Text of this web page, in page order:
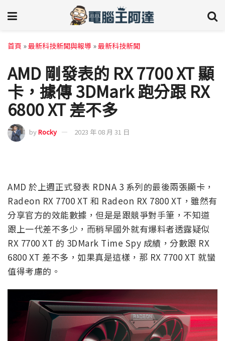
首頁 »最新科技新聞與報導 »最新科技新聞
AMD 剛發表的 RX 7700 XT 顯
卡，據傳 3DMark 跑分跟 RX
6800 XT 差不多
byRocky 2023 年 08 月 31 日
AMD 於上週正式發表 RDNA 3 系列的最後兩張顯卡，
Radeon RX 7700 XT 和 Radeon RX 7800 XT，雖然有
分享官方的效能數據，但是是跟競爭對手筆，不知道
跟上一代差不多少，而稍早國外就有爆料者透露疑似
RX 7700 XT 的 3DMark Time Spy 成績，分數跟 RX
6800 XT 差不多，如果真是這樣，那 RX 7700 XT 就蠻
值得考慮的。